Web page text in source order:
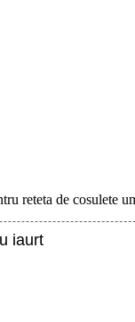
reteta de cosulete
iaurt